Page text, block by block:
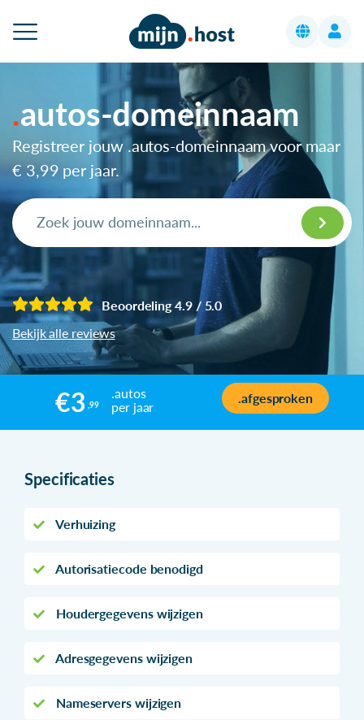
autos-domeinnaam
Registreer jouw .autos-domeinnaam voor maar
€ 3,99 per jaar.
Beoordeling 4.9 / 5.0
Bekijk alle reviews
€3 ,99
.autos
per jaar
.afgesproken
Specificaties
Verhuizing
Autorisatiecode benodigd
Houdergegevens wijzigen
Adresgegevens wijzigen
Nameservers wijzigen